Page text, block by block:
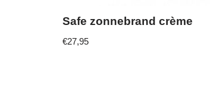
Safe zonnebrand crème
€27,95